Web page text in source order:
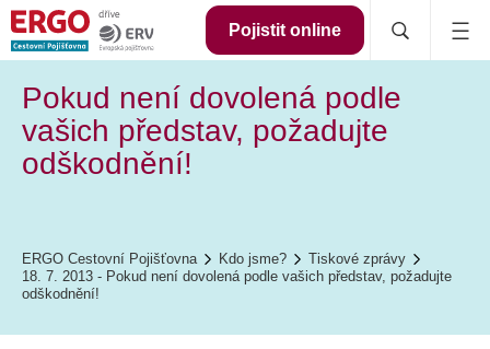
Pojistit online
Pokud není dovolená podle
vašich představ, požadujte
odškodnění!
ERGO Cestovní Pojišťovna Kdo jsme?
Tiskové zprávy
18. 7. 2013 - Pokud není dovolená podle vašich představ, požadujte
odškodnění!